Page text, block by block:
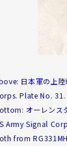
日本軍の上
Plate No.
オーレンス
Army Signal
from